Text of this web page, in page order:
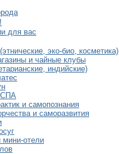
для вас
эко-био, косметика)
и чайные клубы
индийские)
и самопознания
и саморазвития
отели